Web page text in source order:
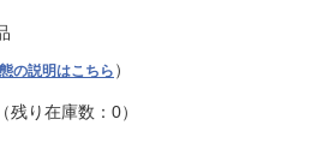
の説明はこちら ）
残り在庫数：0）